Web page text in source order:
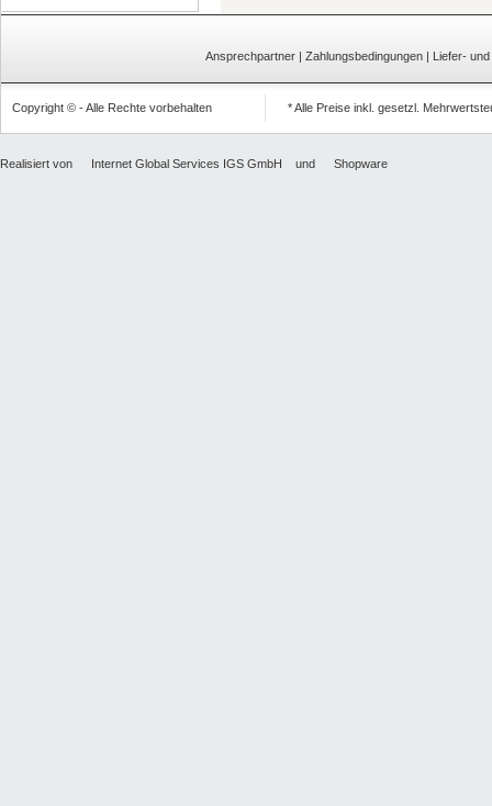
Ansprechpartner | Zahlungsbedingungen | Liefer-
Copyright © - Alle Rechte vorbehalten * Alle Preise inkl. gesetzl.
Realisiert von Internet Global Services IGS GmbH und Shopware